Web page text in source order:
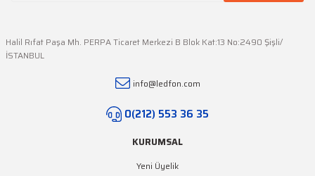
Halil Rıfat Paşa Mh. PERPA Ticaret Merkezi B Blok Kat:13 No:2490 Şişli/
İSTANBUL
info@ledfon.com
0(212) 553 36 35
KURUMSAL
Yeni Üyelik